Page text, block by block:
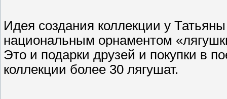
Идея создания коллекции у
национальным орнаментом
Это и подарки друзей и покупки в
коллекции более 30 лягушат.